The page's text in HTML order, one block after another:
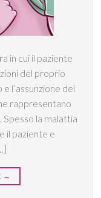
in cui il paziente
del proprio
l’assunzione dei
rappresentano
Spesso la malattia
il paziente e
→